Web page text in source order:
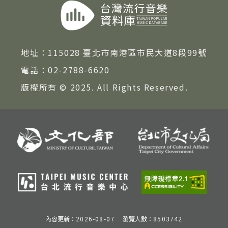
地址： 115028 臺北市南港區市民大道8段99號
電話：02-2788-6620
版權所有 © 2025. All Rights Reserved.
內容更新： 2026-08-07 瀏覽人數： 8503742